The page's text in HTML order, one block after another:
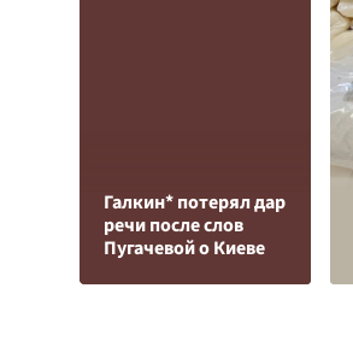
Галкин* потерял дар
речи после слов
Пугачевой о Киеве